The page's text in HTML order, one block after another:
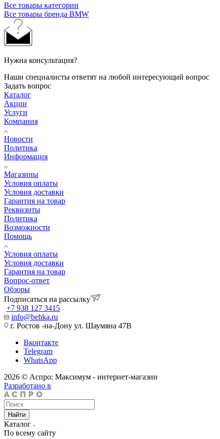
Все товары категории
Все товары бренда BMW
Нужна консультация?
Наши специалисты ответят на любой интересующий вопрос
Задать вопрос
Каталог
Акции
Услуги
Компания
Новости
Политика
Информация
Магазины
Условия оплаты
Условия доставки
Гарантия на товар
Реквизиты
Политика
Возможности
Помощь
Условия оплаты
Условия доставки
Гарантия на товар
Вопрос-ответ
Обзоры
Подписаться на рассылку
+7 938 127 3415
info@behka.ru
г. Ростов -на-Дону ул. Шаумяна 47В
Вконтакте
Telegram
WhatsApp
2026 © Аспро: Максимум - интернет-магазин
Разработано в
Найти
Каталог
По всему сайту